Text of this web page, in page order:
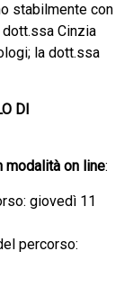
stabilmente con
Cinzia
la dott.ssa
DI
modalità on line:
giovedì 11
percorso: